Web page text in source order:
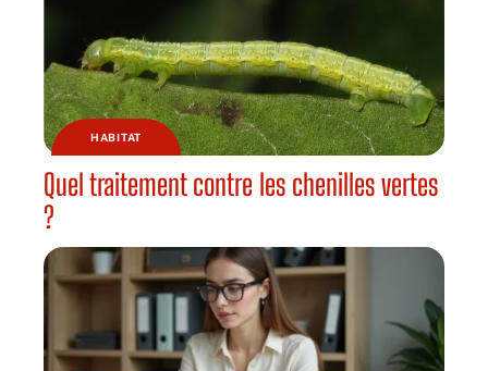
HABITAT
Quel traitement contre les chenilles vertes
?